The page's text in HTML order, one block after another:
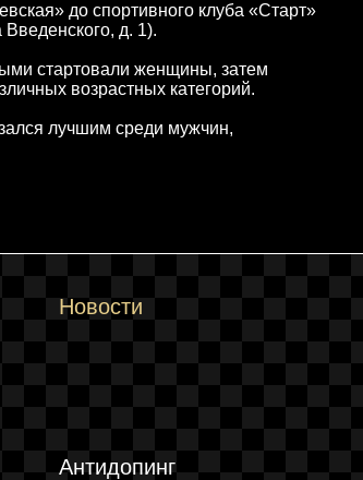
до спортивного клуба «Старт»
д. 1).
стартовали женщины, затем
возрастных категорий.
лучшим среди мужчин,
Новости
Антидопинг